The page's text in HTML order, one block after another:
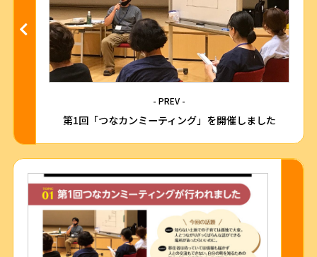
- PREV -
第1回「つなカンミーティング」を開催しました